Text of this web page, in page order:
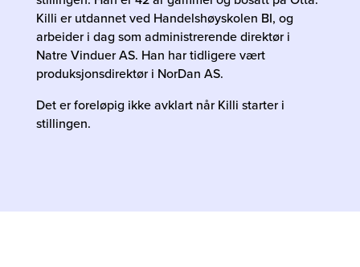
Killi er utdannet ved Handelshøyskolen BI, og
arbeider i dag som administrerende direktør i
Natre Vinduer AS. Han har tidligere vært
produksjonsdirektør i NorDan AS.
Det er foreløpig ikke avklart når Killi starter i
stillingen.